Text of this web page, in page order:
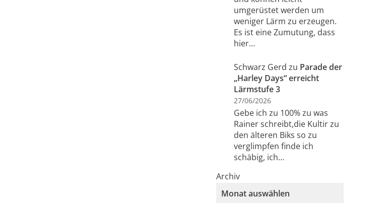
umgerüstet werden um
weniger Lärm zu erzeugen.
Es ist eine Zumutung, dass
hier…
Schwarz Gerd zu Parade der
„Harley Days“ erreicht
Lärmstufe 3
27/06/2026
Gebe ich zu 100% zu was
Rainer schreibt,die Kultir zu
den älteren Biks so zu
verglimpfen finde ich
schäbig, ich…
Archiv